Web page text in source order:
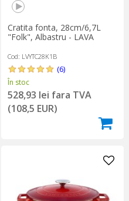
Cratita fonta, 28cm/6,7L
"Folk", Albastru - LAVA
Cod: LVYTC28K1B
(6)
În stoc
528,93 lei fara TVA
(108,5 EUR)